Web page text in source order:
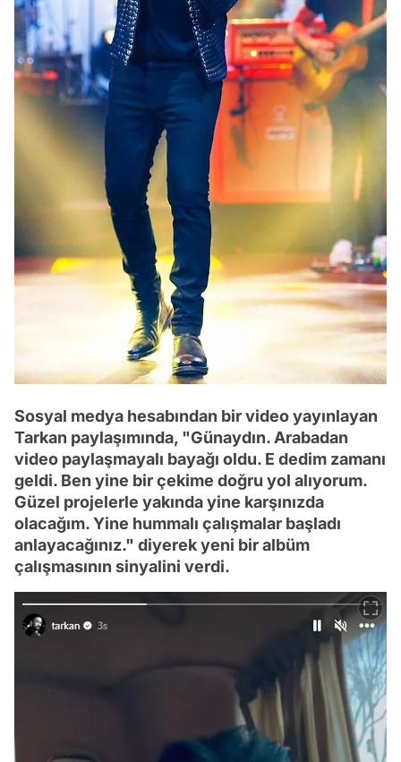
Sosyal medya hesabından bir video yayınlayan
Tarkan paylaşımında, "Günaydın. Arabadan
video paylaşmayalı bayağı oldu. E dedim zamanı
geldi. Ben yine bir çekime doğru yol alıyorum.
Güzel projelerle yakında yine karşınızda
olacağım. Yine hummalı çalışmalar başladı
anlayacağınız." diyerek yeni bir albüm
çalışmasının sinyalini verdi.